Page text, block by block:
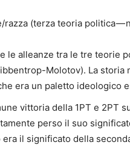
razza (terza teoria politica —
le alleanze tra le tre teorie
Molotov). La
era un paletto ideologico
vittoria della 1PT e 2PT
perso il suo
era il significato della